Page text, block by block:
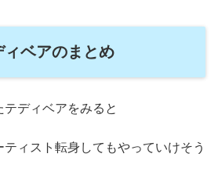
ベアのまとめ
ディベアをみると
ィスト転身してもやっていけそう